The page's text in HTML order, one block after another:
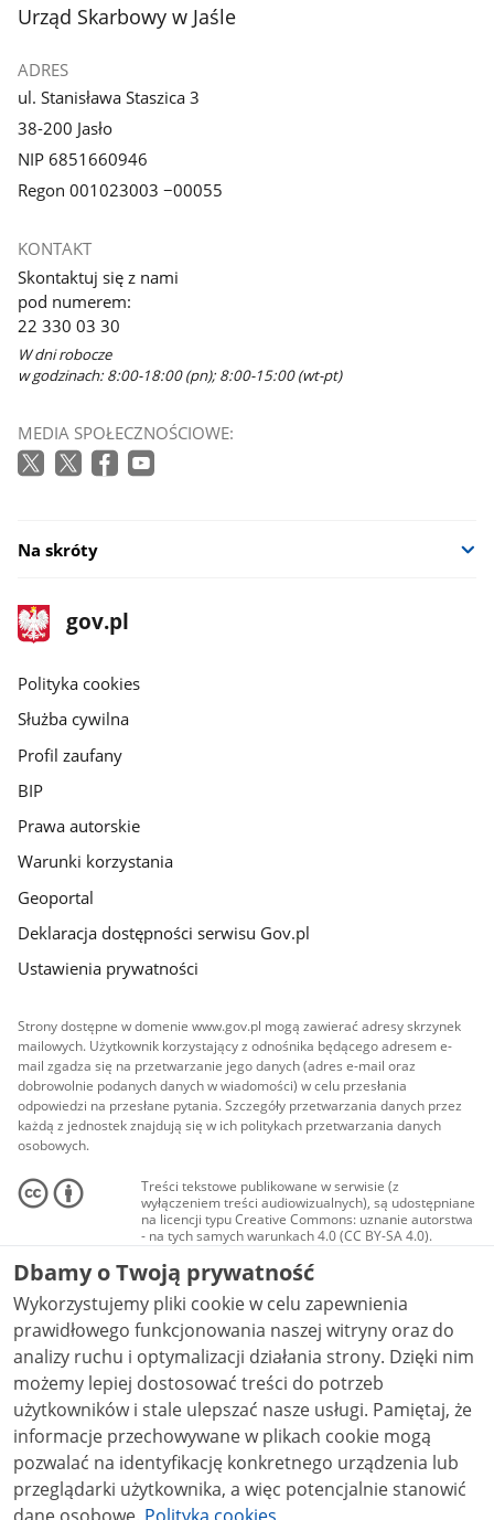
stopka
Urząd Skarbowy w Jaśle
ADRES
ul. Stanisława Staszica 3
38-200 Jasło
NIP 6851660946
Regon 001023003 −00055
KONTAKT
Skontaktuj się z nami
pod numerem:
22 330 03 30
W dni robocze
w godzinach: 8:00-18:00 (pn); 8:00-15:00 (wt-pt)
MEDIA SPOŁECZNOŚCIOWE:
Na skróty
stopka
gov.pl
Strona
gov.pl
gov.pl
Polityka cookies
Służba cywilna
Profil zaufany
BIP
Prawa autorskie
Warunki korzystania
Geoportal
Deklaracja dostępności serwisu Gov.pl
Ustawienia prywatności
Strony dostępne w domenie www.gov.pl mogą zawierać adresy skrzynek
mailowych. Użytkownik korzystający z odnośnika będącego adresem e-
mail zgadza się na przetwarzanie jego danych (adres e-mail oraz
dobrowolnie podanych danych w wiadomości) w celu przesłania
odpowiedzi na przesłane pytania. Szczegóły przetwarzania danych przez
każdą z jednostek znajdują się w ich politykach przetwarzania danych
osobowych.
Treści tekstowe publikowane w serwisie (z
wyłączeniem treści audiowizualnych), są udostępniane
na licencji typu Creative Commons: uznanie autorstwa
- na tych samych warunkach 4.0 (CC BY-SA 4.0).
Materiały audiowizualne, w tym zdjęcia, materiały
audio i wideo, są udostępniane na licencji typu
Creative Commons: uznanie autorstwa użycie
niekomercyjne - bez utworów zależnych 4.0 (CC BY-
NC-ND 4.0), o ile nie jest to stwierdzone inaczej.
Dbamy o Twoją prywatność
Wykorzystujemy pliki cookie w celu zapewnienia
prawidłowego funkcjonowania naszej witryny oraz do
analizy ruchu i optymalizacji działania strony. Dzięki nim
możemy lepiej dostosować treści do potrzeb
użytkowników i stale ulepszać nasze usługi. Pamiętaj, że
informacje przechowywane w plikach cookie mogą
pozwalać na identyfikację konkretnego urządzenia lub
przeglądarki użytkownika, a więc potencjalnie stanowić